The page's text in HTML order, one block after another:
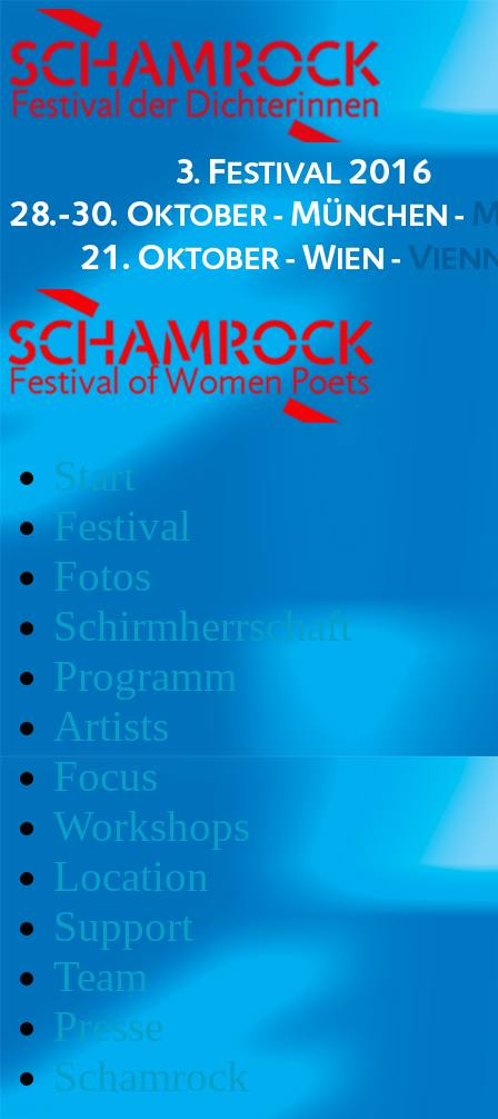
Start
Festival
Fotos
Schirmherrschaft
Programm
Artists
Focus
Workshops
Location
Support
Team
Presse
Schamrock